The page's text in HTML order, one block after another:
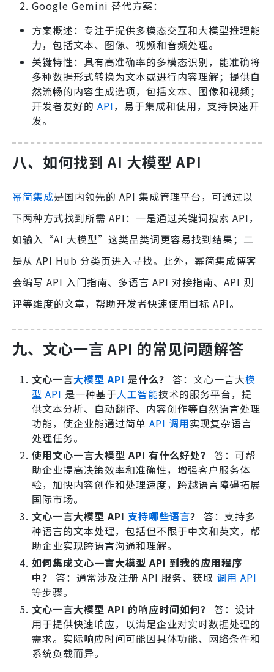
Google Gemini 替代方案：
方案概述：专注于提供多模态交互和大模型推理能
力，包括文本、图像、视频和音频处理。
关键特性：具有高准确率的多模态识别，能准确将
多种数据形式转换为文本或进行内容理解；提供自
然流畅的内容生成选项，包括文本、图像和视频；
开发者友好的 API，易于集成和使用，支持快速开
发。
八、如何找到 AI 大模型 API
幂简集成是国内领先的 API 集成管理平台，可通过以
下两种方式找到所需 API：一是通过关键词搜索 API，
如输入“AI 大模型”这类品类词更容易找到结果；二
是从 API Hub 分类页进入寻找。此外，幂简集成博客
会编写 API 入门指南、多语言 API 对接指南、API 测
评等维度的文章，帮助开发者快速使用目标 API。
九、文心一言 API 的常见问题解答
文心一言大模型 API 是什么？ 答：文心一言大模
型 API 是一种基于人工智能技术的服务平台，提
供文本分析、自动翻译、内容创作等自然语言处理
功能，使企业能通过简单 API 调用实现复杂语言
处理任务。
使用文心一言大模型 API 有什么好处？
答：可帮
助企业提高决策效率和准确性，增强客户服务体
验，加快内容创作和处理速度，跨越语言障碍拓展
国际市场。
文心一言大模型 API 支持哪些语言？
答：支持多
种语言的文本处理，包括但不限于中文和英文，帮
助企业实现跨语言沟通和理解。
如何集成文心一言大模型 API 到我的应用程序
中？
答：通常涉及注册 API 服务、获取 调用 API
等步骤。
文心一言大模型 API 的响应时间如何？
答：设计
用于提供快速响应，以满足企业对实时数据处理的
需求。实际响应时间可能因具体功能、网络条件和
系统负载而异。